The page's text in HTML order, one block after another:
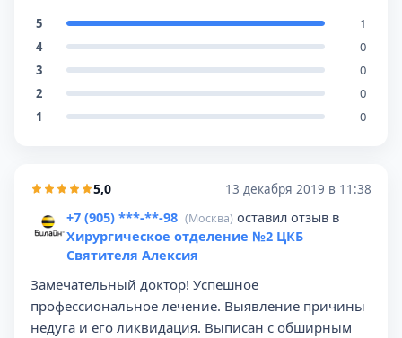
5
1
4
0
3
0
2
0
1
0
5,0 13 декабря 2019 в 11:38
+7 (905) ***-**-98 (Москва) оставил отзыв в
Хирургическое отделение №2 ЦКБ
Святителя Алексия
Замечательный доктор! Успешное
профессиональное лечение. Выявление причины
недуга и его ликвидация. Выписан с обширным